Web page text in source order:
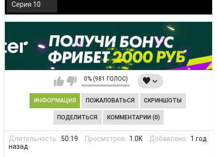
Серия 10
0% (981 ГОЛОС)
ИНФОРМАЦИЯ ПОЖАЛОВАТЬСЯ СКРИНШОТЫ
ПОДЕЛИТЬСЯ КОММЕНТАРИИ (0)
Длительность: 50:19 Просмотров: 1.0K Добавлено: 1 год
назад